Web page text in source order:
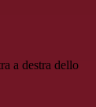
a destra dello